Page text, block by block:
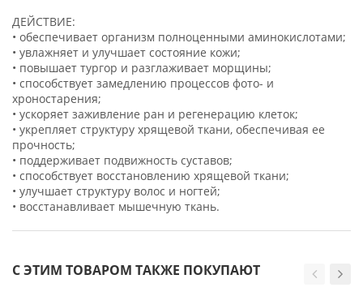
ДЕЙСТВИЕ:
• обеспечивает организм полноценными аминокислотами;
• увлажняет и улучшает состояние кожи;
• повышает тургор и разглаживает морщины;
• способствует замедлению процессов фото- и
хроностарения;
• ускоряет заживление ран и регенерацию клеток;
• укрепляет структуру хрящевой ткани, обеспечивая ее
прочность;
• поддерживает подвижность суставов;
• способствует восстановлению хрящевой ткани;
• улучшает структуру волос и ногтей;
• восстанавливает мышечную ткань.
С ЭТИМ ТОВАРОМ ТАКЖЕ ПОКУПАЮТ